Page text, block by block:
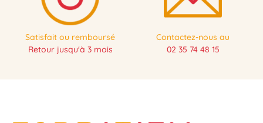
Satisfait ou remboursé
Retour jusqu'à 3 mois
Contactez-nous au
02 35 74 48 15